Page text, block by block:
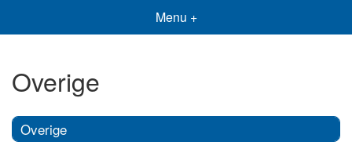
Menu +
Overige
Overige